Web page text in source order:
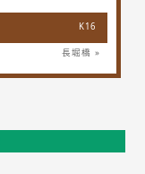
K16
長堀橋 »